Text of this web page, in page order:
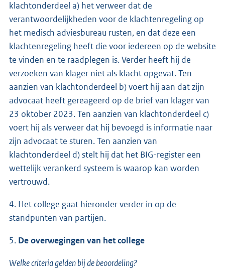
klachtonderdeel a) het verweer dat de
verantwoordelijkheden voor de klachtenregeling op
het medisch adviesbureau rusten, en dat deze een
klachtenregeling heeft die voor iedereen op de website
te vinden en te raadplegen is. Verder heeft hij de
verzoeken van klager niet als klacht opgevat. Ten
aanzien van klachtonderdeel b) voert hij aan dat zijn
advocaat heeft gereageerd op de brief van klager van
23 oktober 2023. Ten aanzien van klachtonderdeel c)
voert hij als verweer dat hij bevoegd is informatie naar
zijn advocaat te sturen. Ten aanzien van
klachtonderdeel d) stelt hij dat het BIG-register een
wettelijk verankerd systeem is waarop kan worden
vertrouwd.
4. Het college gaat hieronder verder in op de
standpunten van partijen.
5. De overwegingen van het college
Welke criteria gelden bij de beoordeling?